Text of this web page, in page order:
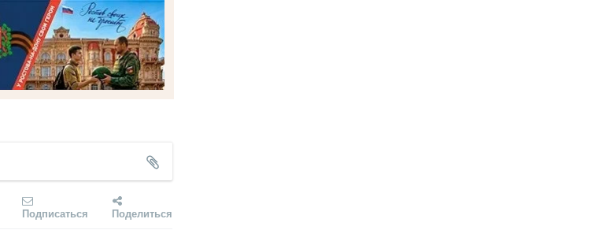
Подписаться Поделиться